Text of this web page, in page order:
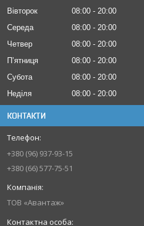
Вівторок
08:00
20:00
Середа
08:00
20:00
Четвер
08:00
20:00
Пʼятниця
08:00
20:00
Субота
08:00
20:00
Неділя
08:00 20:00
КОНТАКТИ
+380 (96) 937-93-15
+380 (66) 577-75-51
ТОВ «Авантаж»